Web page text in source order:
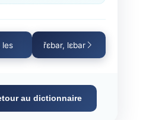
les řɛbar, lɛbar
au dictionnaire